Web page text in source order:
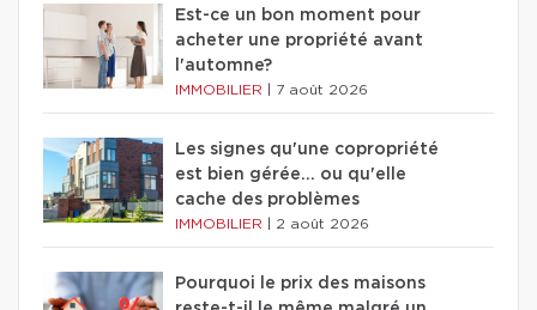
Est-ce un bon moment pour
acheter une propriété avant
l'automne?
IMMOBILIER 7 août 2026
Les signes qu'une copropriété
est bien gérée… ou qu'elle
cache des problèmes
IMMOBILIER 2 août 2026
Pourquoi le prix des maisons